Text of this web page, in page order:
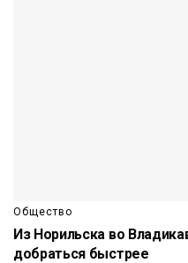
Общество
Из Норильска во
добраться быстрее